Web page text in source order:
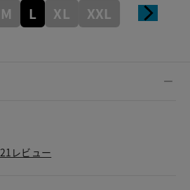
M L XL XXL
21レビュー